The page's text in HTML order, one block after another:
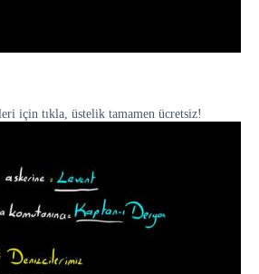
için tıkla, üstelik tamamen ücretsiz!